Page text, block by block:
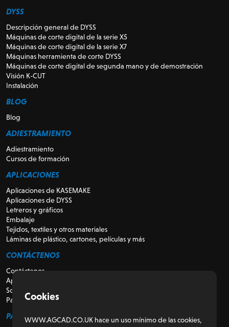
DYSS
Descripción general de DYSS
Máquinas de corte digital de la serie X5
Máquinas de corte digital de la serie X7
Máquinas herramienta de corte DYSS
Máquinas de corte digital de segunda mano y de demostración
Visión K-CUT
Instalación
BLOG
Blog
ADIESTRAMIENTO
Adiestramiento
Cursos de formación
APLICACIONES
Aplicaciones de KASEMAKE
Aplicaciones de DYSS
Letreros y gráficos
Embalaje
Tejidos, textiles y otros materiales
Láminas de plástico, cartones, películas y más
CONTÁCTENOS
Contáctenos
Apoyo
Sobre nosotros
Para revendedores
PARA LOS CLIENTES
Cookies
WWW.AGCAD.CO.UK hace un uso mínimo de las cookies,